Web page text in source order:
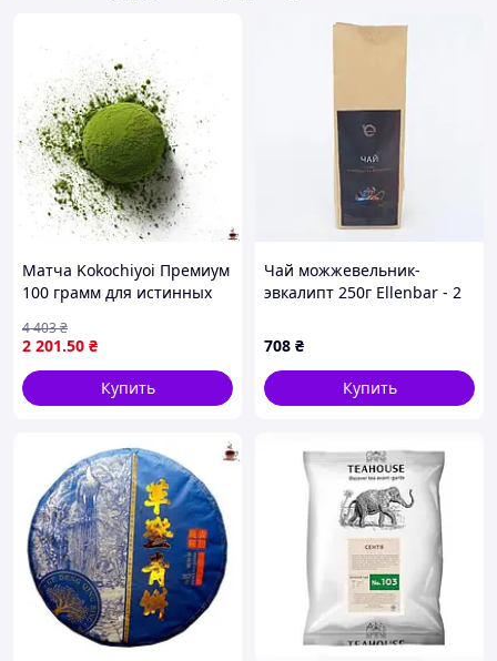
Матча Kokochiyoi Премиум
100 грамм для истинных
и его насыщенного вкуса
2 201.50 ₴
4 403₴
Купить
Чай можжевельник-
эвкалипт 250г Ellenbar - 2
ЧЧЧ-00001956ёё
708 ₴
Купить